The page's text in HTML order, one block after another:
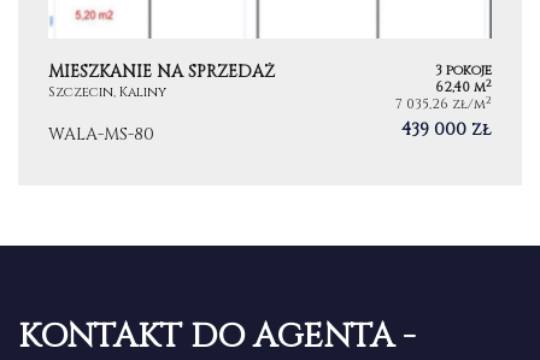
MIESZKANIE NA SPRZEDAŻ
Szczecin, Kaliny
3 pokoje
62,40 m2
7 035,26 zł/m2
WALA-MS-80 439 000 zł
KONTAKT DO AGENTA -